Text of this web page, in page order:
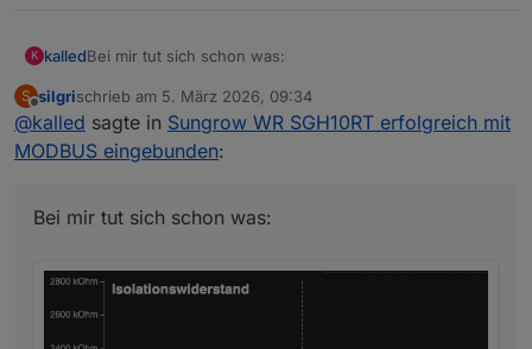
K kalledBei mir tut sich schon was:
S
Offline
silgrischrieb am 5. März 2026, 09:34
zuletzt editiert von
@kalled sagte in Sungrow WR SGH10RT erfolgreich mit
MODBUS eingebunden:
Bei mir tut sich schon was: